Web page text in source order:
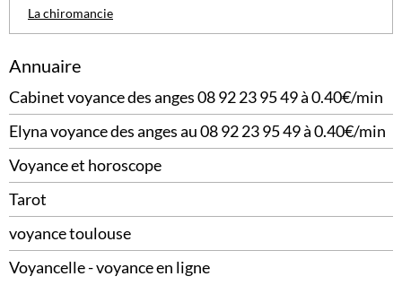
La chiromancie
Annuaire
Cabinet voyance des anges 08 92 23 95 49 à 0.40€/min
Elyna voyance des anges au 08 92 23 95 49 à 0.40€/min
Voyance et horoscope
Tarot
voyance toulouse
Voyancelle - voyance en ligne